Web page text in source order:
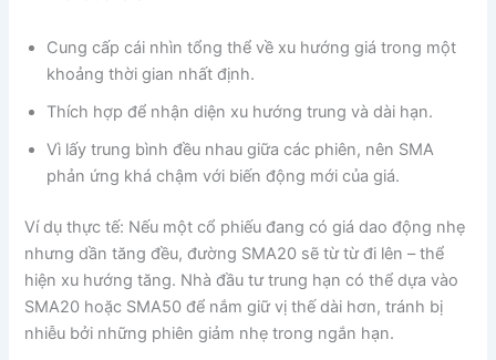
Cung cấp cái nhìn tổng thể về xu hướng giá trong một
khoảng thời gian nhất định.
Thích hợp để nhận diện xu hướng trung và dài hạn.
Vì lấy trung bình đều nhau giữa các phiên, nên SMA
phản ứng khá chậm với biến động mới của giá.
Ví dụ thực tế: Nếu một cổ phiếu đang có giá dao động nhẹ
nhưng dần tăng đều, đường SMA20 sẽ từ từ đi lên – thể
hiện xu hướng tăng. Nhà đầu tư trung hạn có thể dựa vào
SMA20 hoặc SMA50 để nắm giữ vị thế dài hơn, tránh bị
nhiễu bởi những phiên giảm nhẹ trong ngắn hạn.